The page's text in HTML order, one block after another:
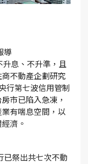
導
息、不升準，且
不動產企劃研究
行第七波信用管制
市已陷入急凍，
有喘息空間，以
濟。
已祭出共七次不動